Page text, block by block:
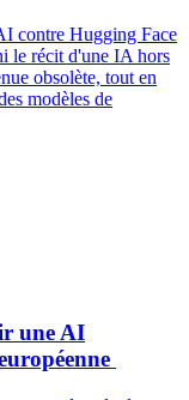
contre Hugging Face
le récit d'une IA hors
obsolète, tout en
modèles de
une AI